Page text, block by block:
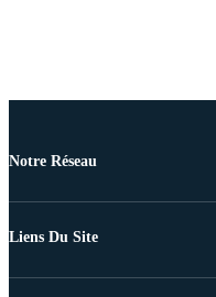
Notre Réseau
Liens Du Site